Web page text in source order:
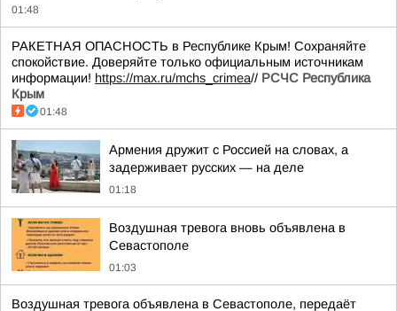
01:48
РАКЕТНАЯ ОПАСНОСТЬ в Республике Крым! Сохраняйте
спокойствие. Доверяйте только официальным источникам
информации! https://max.ru/mchs_crimea// РСЧС Республика
Крым
01:48
Армения дружит с Россией на словах, а
задерживает русских — на деле
01:18
Воздушная тревога вновь объявлена в
Севастополе
01:03
Воздушная тревога объявлена в Севастополе, передаёт